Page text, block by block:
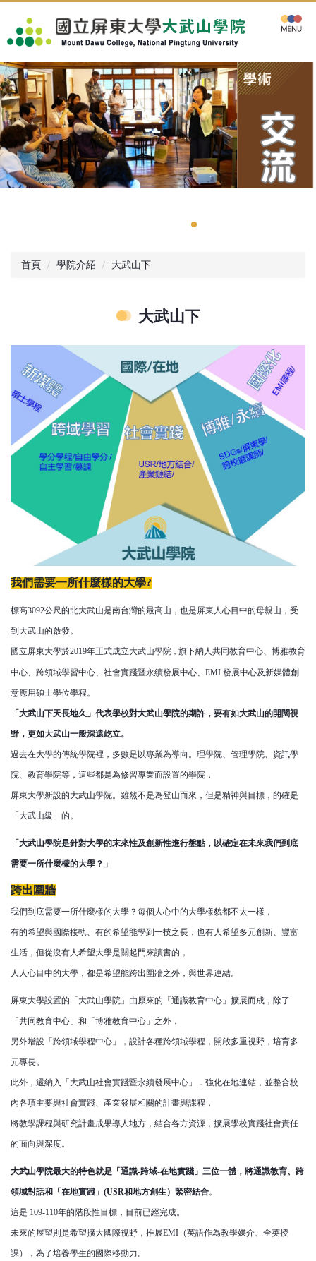
主
內
容
區
首頁 學院介紹 大武山下
大武山下
我們需要一所什麼樣的大學?
標高3092公尺的北大武山是南台灣的最高山，也是屏東人心目中的母親山，受
到大武山的啟發。
國立屏東大學於2019年正式成立大武山學院 ， 旗下納人共同教育中心、博雅教育
中心、跨領域學習中心、社會實踐暨永續發展中心、EMI 發展中心及新媒體創
意應用碩士學位學程。
「大武山下天長地久」代表學校對大武山學院的期許，要有如大武山的開闊視
野，更如大武山一般深遠屹立。
過去在大學的傳統學院裡，多數是以專業為導向。理學院、管理學院、資訊學
院、教育學院等，這些都是為修習專業而設置的學院，
屏東大學新設的大武山學院。雖然不是為登山而來，但是精神與目標，的確是
「大武山級」的。
「大武山學院是針對大學的末來性及創新性進行盤點，以確定在未來我們到底
需要一所什麼檬的大學？」
跨出圍牆
我們到底需要一所什麼樣的大學？每個人心中的大學樣貌都不太一樣，
有的希望與國際接軌、有的希望能學到一技之長，也有人希望多元創新、豐富
生活，但從沒有人希望大學是關起門來讀書的，
人人心目中的大學，都是希望能跨出圍牆之外，與世界連結。
屏東大學設置的「大武山學院」由原來的「通識教育中心」擴展而成，除了
「共同教育中心」和「博雅教育中心」之外，
另外增設「跨領域學程中心」，設計各種跨領域學程，開啟多重視野，培育多
元專長。
此外，還納入「大武山社會實踐暨永續發展中心」．強化在地連結，並整合校
內各項主要與社會實踐、產業發展相關的計畫與課程，
將教學課程與研究計畫成果導人地方，結合各方資源，擴展學校實踐社會責任
的面向與深度。
大武山學院最大的特色就是「通識-跨域-在地實踐」三位一體，將通識教育、跨
領域對話和「在地實踐」(USR和地方創生）緊密結合。
這是 109-110年的階段性目標，目前已經完成。
未來的展望則是希望擴大國際視野，推展EMI（英語作為教學媒介、全英授
課），為了培養學生的國際移動力。